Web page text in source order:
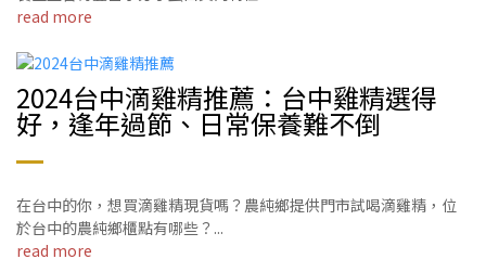
read more
2024台中滴雞精推薦：台中雞精選得
好，逢年過節、日常保養難不倒
在台中的你，想買滴雞精現貨嗎？農純鄉提供門市試喝滴雞精，位
於台中的農純鄉櫃點有哪些？...
read more